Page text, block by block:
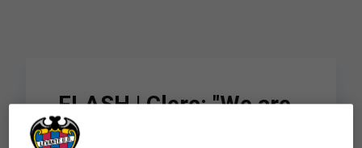
FLASH | Clerc: "We are
satisfied with the